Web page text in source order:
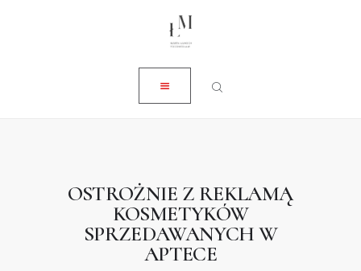
OSTROŻNIE Z REKLAMĄ
KOSMETYKÓW
SPRZEDAWANYCH W
APTECE
KONTAKT